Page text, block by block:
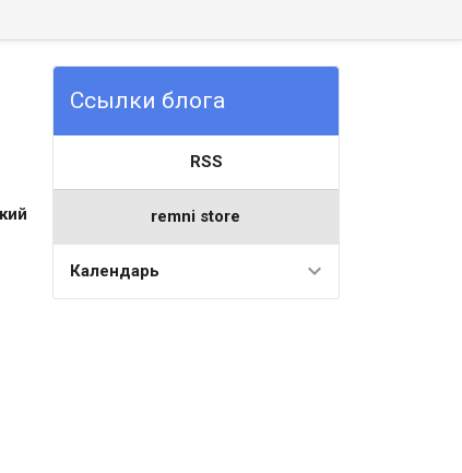
Ссылки блога
RSS
remni store
Календарь